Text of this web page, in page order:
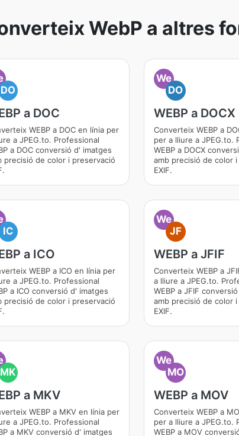
WebP a altres
DO
a DOC
WEBP a DOC en línia per
a JPEG.to. Professional
a DOC conversió d' imatges
precisió de color i preservació
We
DO
WEBP a DOCX
Converteix WEBP a
per a lliure a JPEG.to.
WEBP a DOCX
amb precisió de color
EXIF.
IC
a ICO
WEBP a ICO en línia per
a JPEG.to. Professional
a ICO conversió d' imatges
precisió de color i preservació
We
JF
WEBP a JFIF
Converteix WEBP a
a lliure a JPEG.to.
WEBP a JFIF
amb precisió de color
EXIF.
MK
a MKV
WEBP a MKV en línia per
a JPEG.to. Professional
a MKV conversió d' imatges
We
MO
WEBP a MOV
Converteix WEBP a
per a lliure a JPEG.to.
WEBP a MOV